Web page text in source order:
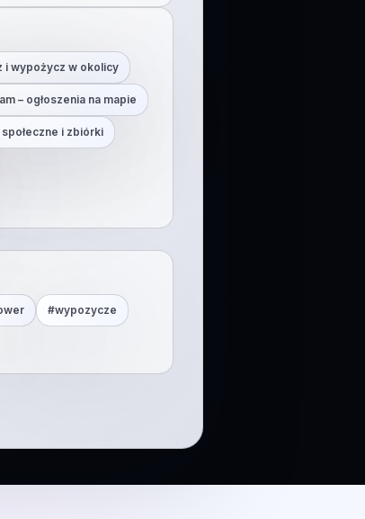
i wypożycz w okolicy
– ogłoszenia na mapie
i zbiórki
#wypozycze